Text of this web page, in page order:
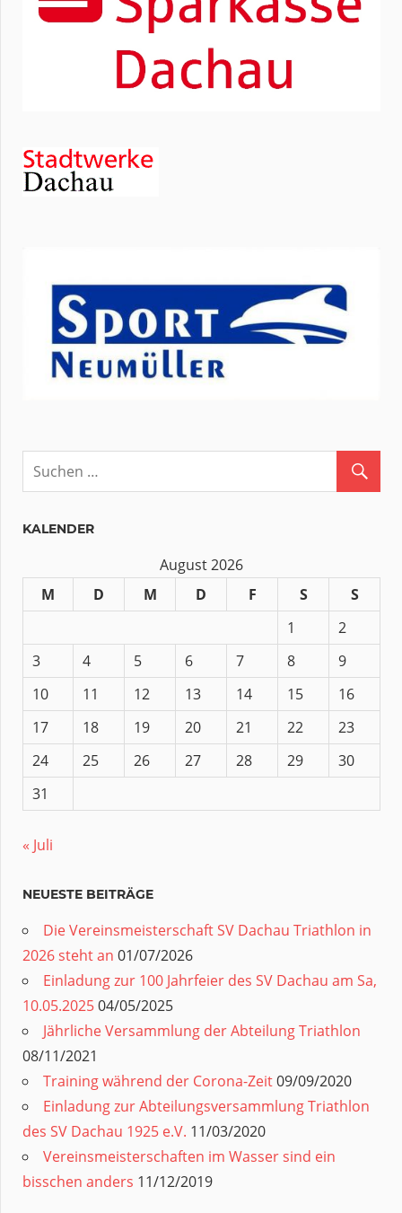
KALENDER
August 2026
M
D M D F S
S
1
2
3
4 5 6 7 8
9
10
11 12 13 14 15
16
17
18 19 20 21 22
23
24
25 26 27 28 29
30
31
« Juli
NEUESTE BEITRÄGE
Die Vereinsmeisterschaft SV Dachau Triathlon in
2026 steht an 01/07/2026
Einladung zur 100 Jahrfeier des SV Dachau am Sa,
10.05.202504/05/2025
Jährliche Versammlung der Abteilung Triathlon
08/11/2021
Training während der Corona-Zeit09/09/2020
Einladung zur Abteilungsversammlung Triathlon
des SV Dachau 1925 e.V. 11/03/2020
Vereinsmeisterschaften im Wasser sind ein
bisschen anders 11/12/2019